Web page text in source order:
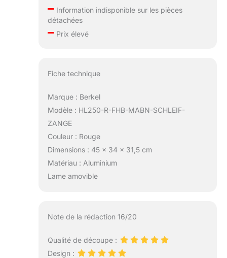
–Information indisponible sur les pièces
détachées
–Prix élevé
Fiche technique
Marque : Berkel
Modèle : HL250-R-FHB-MABN-SCHLEIF-
ZANGE
Couleur : Rouge
Dimensions : 45 x 34 x 31,5 cm
Matériau : Aluminium
Lame amovible
Note de la rédaction 16/20
Qualité de découpe :
Design :